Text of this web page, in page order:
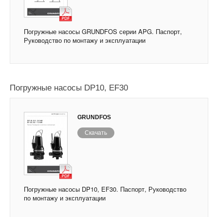
Погружные насосы GRUNDFOS серии APG. Паспорт,
Руководство по монтажу и эксплуатации
Погружные насосы DP10, EF30
GRUNDFOS
Скачать
Погружные насосы DP10, EF30. Паспорт, Руководство
по монтажу и эксплуатации